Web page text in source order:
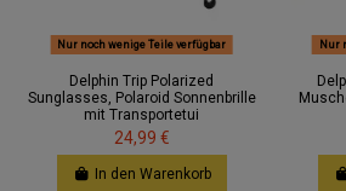
Nur noch wenige Teile verfügbar
Delphin Trip Polarized
Sunglasses, Polaroid Sonnenbrille
mit Transportetui
24,99 €
In den Warenkorb
Nur